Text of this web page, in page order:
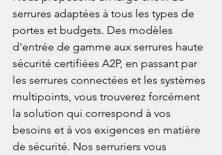
serrures adaptées à tous les types de
portes et budgets. Des modèles
d'entrée de gamme aux serrures haute
sécurité certifiées A2P, en passant par
les serrures connectées et les systèmes
multipoints, vous trouverez forcément
la solution qui correspond à vos
besoins et à vos exigences en matière
de sécurité. Nos serruriers vous